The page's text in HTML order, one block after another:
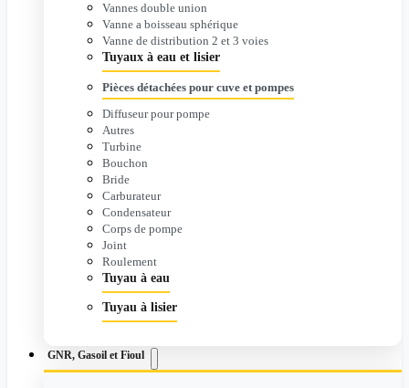
Vannes double union
Vanne a boisseau sphérique
Vanne de distribution 2 et 3 voies
Tuyaux à eau et lisier
Pièces détachées pour cuve et pompes
Diffuseur pour pompe
Autres
Turbine
Bouchon
Bride
Carburateur
Condensateur
Corps de pompe
Joint
Roulement
Tuyau à eau
Tuyau à lisier
GNR, Gasoil et Fioul